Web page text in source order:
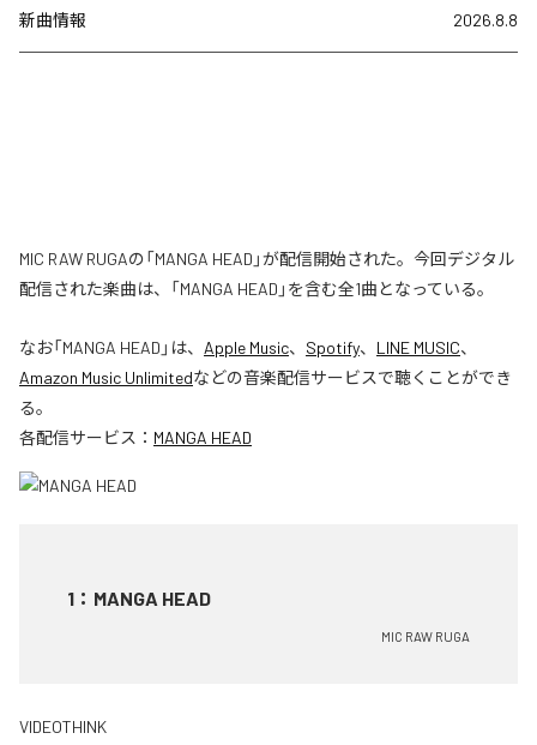
新曲情報 2026.8.8
MIC RAW RUGAの「MANGA HEAD」が配信開始された。今回デジタル
配信された楽曲は、「MANGA HEAD」を含む全1曲となっている。
なお「MANGA HEAD 」は、 Apple Music、 Spotify、 LINE MUSIC、
Amazon Music Unlimitedなどの音楽配信サービスで聴くことができ
る。
各配信サービス： MANGA HEAD
1 ： MANGA HEAD
MIC RAW RUGA
VIDEOTHINK